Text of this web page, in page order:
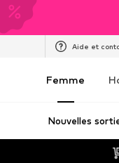
Aide et
Femme
Nouvelles